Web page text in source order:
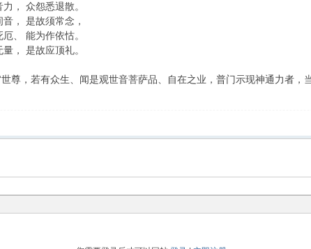
， 众怨悉退散。
， 是故须常念，
、 能为作依怙。
， 是故应顶礼。
，若有众生、闻是观世音菩萨品、自在之业，普门示现神通力者，